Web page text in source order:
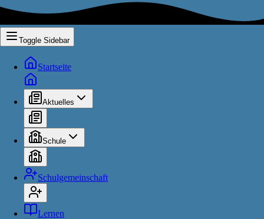
Toggle Sidebar
Startseite
Aktuelles
Schule
Schulgemeinschaft
Lernen